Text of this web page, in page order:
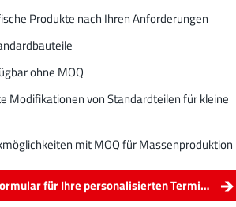
Produkte nach Ihren Anforderungen
ohne MOQ
Modifikationen von Standardteilen für kleine
mit MOQ für Massenproduktion
Zum Anfrageformular für Ihre personalisierten Terminal Blocks